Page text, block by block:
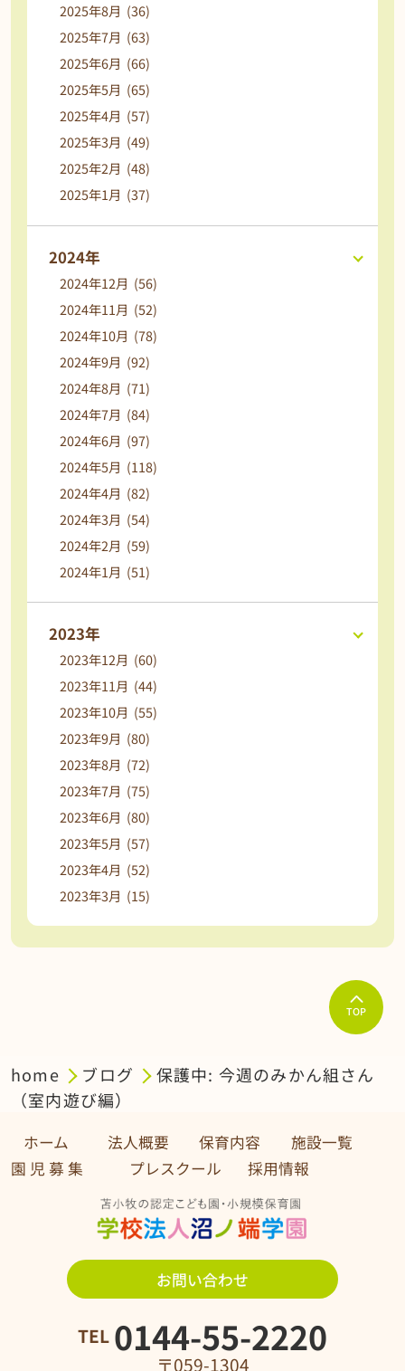
2025年8月 (36)
2025年7月 (63)
2025年6月 (66)
2025年5月 (65)
2025年4月 (57)
2025年3月 (49)
2025年2月 (48)
2025年1月 (37)
2024年
2024年12月 (56)
2024年11月 (52)
2024年10月 (78)
2024年9月 (92)
2024年8月 (71)
2024年7月 (84)
2024年6月 (97)
2024年5月 (118)
2024年4月 (82)
2024年3月 (54)
2024年2月 (59)
2024年1月 (51)
2023年
2023年12月 (60)
2023年11月 (44)
2023年10月 (55)
2023年9月 (80)
2023年8月 (72)
2023年7月 (75)
2023年6月 (80)
2023年5月 (57)
2023年4月 (52)
2023年3月 (15)
TOP
home ブログ
保護中: 今週のみかん組さん
（室内遊び編）
ホーム 法人概要 保育内容
施設一覧
園 児 募 集 プレスクール
採用情報
お問い合わせ
TEL 0144-55-2220
〒059-1304